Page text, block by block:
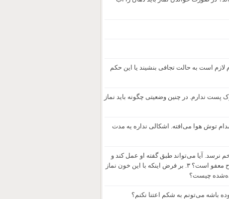
است به حالت تجافی بنشیند یا این حکم
و اجازه ترک پست ندارم. در چنین وضعیتی چگونه باید نماز
توش هوا می‌افته. اشکالی نداره یه مدت
آیا می‌تواند طبق گفته او عمل کند و
بدون تطهیر اقامه جماعت کند؟ ۲. آیا خون حجامت، تحت عنوان خون قروح وجروح معفو است؟ ۳. بر فرض اینکه با این خون نماز
چیست؟
باشه می‌تونم به شکم اعتنا نکنم؟